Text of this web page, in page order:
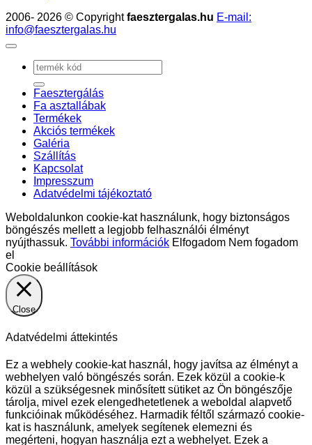
2006- 2026 © Copyrightfaesztergalas.hu E-mail:
info@faesztergalas.hu
Keresés
a
következőre:
Faesztergálás
Fa asztallábak
Termékek
Akciós termékek
Galéria
Szállítás
Kapcsolat
Impresszum
Adatvédelmi tájékoztató
Weboldalunkon cookie-kat használunk, hogy biztonságos
böngészés mellett a legjobb felhasználói élményt
nyújthassuk. További információk Elfogadom Nem fogadom
el
Cookie beállítások
Close
Adatvédelmi áttekintés
Ez a webhely cookie-kat használ, hogy javítsa az élményt a
webhelyen való böngészés során. Ezek közül a cookie-k
közül a szükségesnek minősített sütiket az Ön böngészője
tárolja, mivel ezek elengedhetetlenek a weboldal alapvető
funkcióinak működéséhez. Harmadik féltől származó cookie-
kat is használunk, amelyek segítenek elemezni és
megérteni, hogyan használja ezt a webhelyet. Ezek a